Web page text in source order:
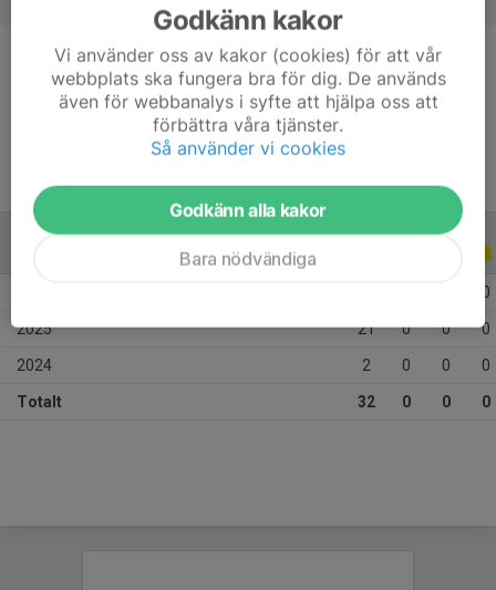
Position
-
13 år
ALLA ÅR
0
2025 21 0 0 0
2024 2 0 0 0
Totalt 32 0 0 0
Godkänn kakor
Vi använder oss av kakor (cookies) för att vår
webbplats ska fungera bra för dig. De används
även för webbanalys i syfte att hjälpa oss att
förbättra våra tjänster.
Så använder vi cookies
Godkänn alla kakor
Bara nödvändiga